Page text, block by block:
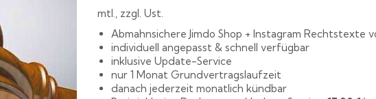
mtl., zzgl. Ust.
Abmahnsichere Jimdo Shop + Instagram Rechtstexte
individuell angepasst & schnell verfügbar
inklusive Update-Service
nur 1 Monat Grundvertragslaufzeit
danach jederzeit monatlich kündbar